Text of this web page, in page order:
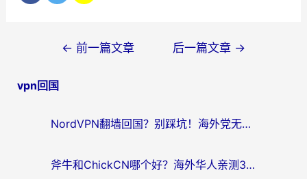
导
← 前一篇文章 后一篇文章 →
vpn回国
NordVPN翻墙回国？别踩坑！海外党无缝访问国内资源的真实指南
斧牛和ChickCN哪个好？海外华人亲测3款回国加速器+免费试用攻略